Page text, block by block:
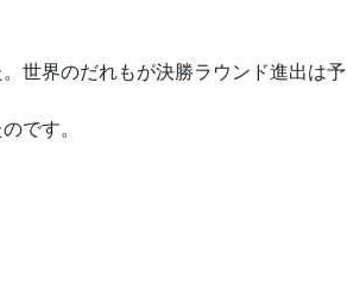
世界のだれもが決勝ラウンド進出は予
です。